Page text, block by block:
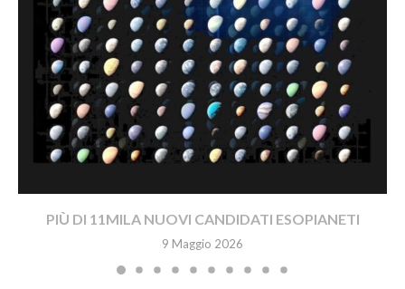
PIÙ DI 11MILA NUOVI CANDIDATI ESOPIANETI
9 Maggio 2026